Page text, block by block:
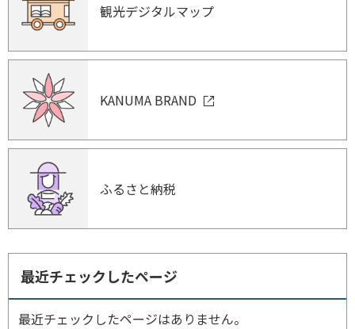
観光デジタルマップ
KANUMA BRAND
ふるさと納税
最近チェックしたページ
最近チェックしたページはありません。